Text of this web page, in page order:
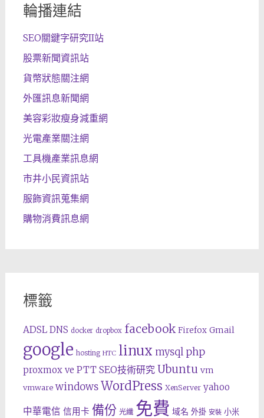
輪播連結
SEO關鍵字研究II站
股票新聞資訊站
貨幣狀態關注網
外匯訊息新聞網
美容彩妝瘦身減重網
光電產業關注網
工具機產業訊息網
市井小民資訊站
服飾資訊蒐集網
購物消費訊息網
標籤
ADSL DNS docker dropbox facebook Firefox Gmail
google hosting HTC linux mysql php
proxmox ve PTT SEO技術研究 Ubuntu vm
vmware windows WordPress XenServer yahoo
中華電信 信用卡 備份 光纖 免費 域名 外掛 安裝 小米